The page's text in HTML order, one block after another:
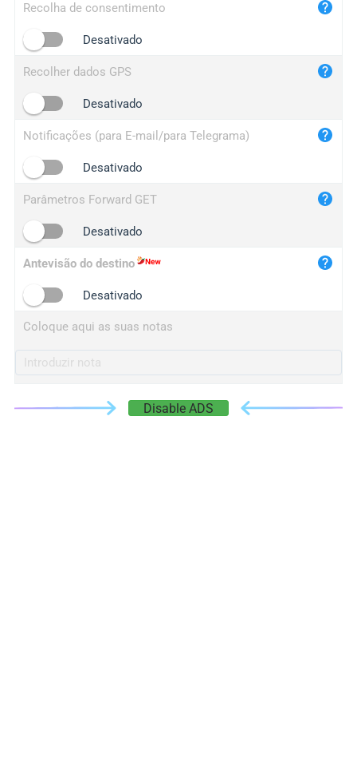
yip.su
iplogger.info
Recolha de consentimento
Desativado
Recolher dados GPS
Desativado
Notificações (para E-mail/para Telegrama)
Desativado
Parâmetros Forward GET
Desativado
Antevisão do destino
Desativado
Coloque aqui as suas notas
Disable ADS